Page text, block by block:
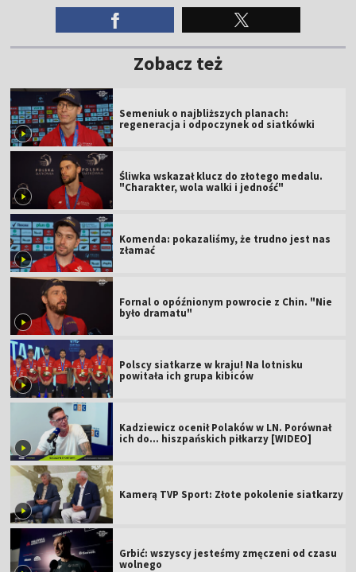
Zobacz też
Semeniuk o najbliższych planach:
regeneracja i odpoczynek od siatkówki
Śliwka wskazał klucz do złotego medalu.
"Charakter, wola walki i jedność"
Komenda: pokazaliśmy, że trudno jest nas
złamać
Fornal o opóźnionym powrocie z Chin. "Nie
było dramatu"
Polscy siatkarze w kraju! Na lotnisku
powitała ich grupa kibiców
Kadziewicz ocenił Polaków w LN. Porównał
ich do... hiszpańskich piłkarzy [WIDEO]
Kamerą TVP Sport: Złote pokolenie siatkarzy
Grbić: wszyscy jesteśmy zmęczeni od czasu
wolnego